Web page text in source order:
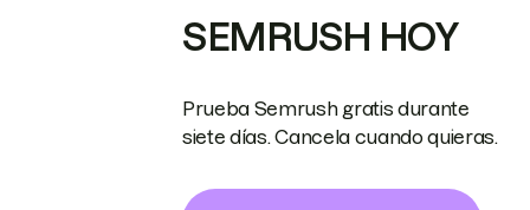
SEMRUSH HOY
Prueba Semrush gratis durante
siete días. Cancela cuando quieras.